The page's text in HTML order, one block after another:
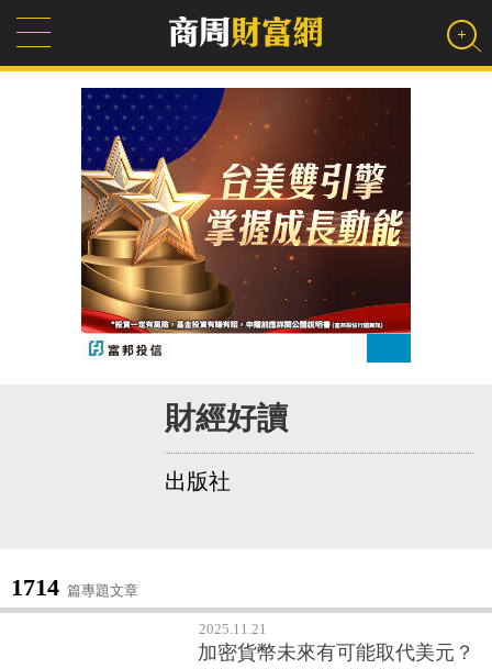
財經好讀
出版社
1714 篇專題文章
2025.11.21
加密貨幣未來有可能取代美元？